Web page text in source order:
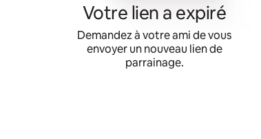
Votre lien a expiré
Demandez à votre ami de vous
envoyer un nouveau lien de
parrainage.